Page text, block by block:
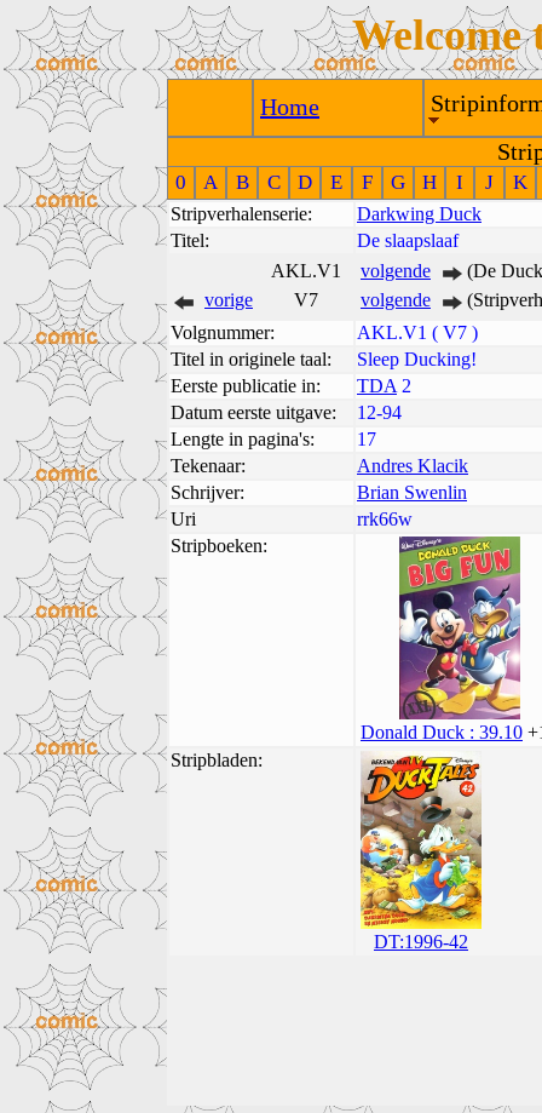
Welcome
Home
0 A B C D E F G H I J K
Stripverhalenserie:
Darkwing Duck
Titel:
De slaapslaaf
AKL.V1
volgende
(De
vorige
V7 volgende
Volgnummer:
AKL.V1 ( V7 )
Titel in originele taal:
Sleep Ducking!
Eerste publicatie in:
TDA 2
Datum eerste uitgave:
12-94
Lengte in pagina's:
17
Tekenaar:
Andres Klacik
Schrijver:
Brian Swenlin
Uri
rrk66w
Stripboeken:
Donald Duck : 39.10
Stripbladen:
DT:1996-42